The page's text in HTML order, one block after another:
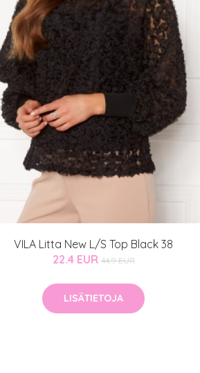
VILA Litta New L/S Top Black 38
22.4 EUR 44.9 EUR
LISÄTIETOJA